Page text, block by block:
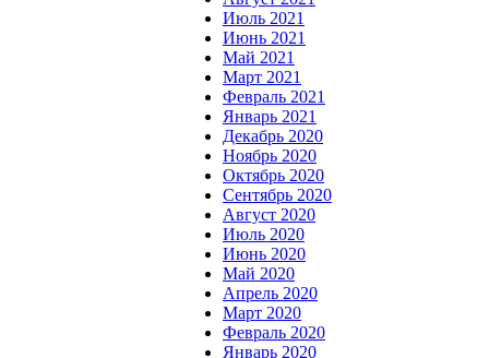
Июль 2021
Июнь 2021
Май 2021
Март 2021
Февраль 2021
Январь 2021
Декабрь 2020
Ноябрь 2020
Октябрь 2020
Сентябрь 2020
Август 2020
Июль 2020
Июнь 2020
Май 2020
Апрель 2020
Март 2020
Февраль 2020
Январь 2020